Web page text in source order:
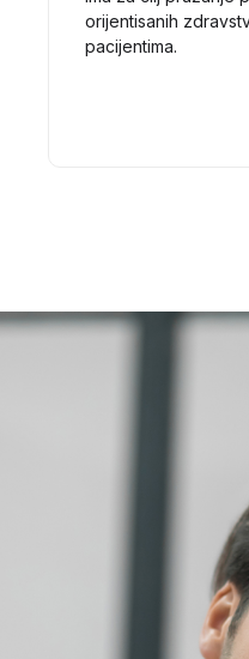
orijentisanih
pacijentima.